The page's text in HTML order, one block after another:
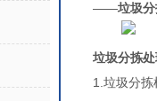
——垃圾
垃圾分拣
1.垃圾分